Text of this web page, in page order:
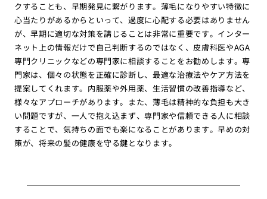
クすることも、早期発見に繋がります。薄毛になりやすい特徴に
心当たりがあるからといって、過度に心配する必要はありません
が、早期に適切な対策を講じることは非常に重要です。インター
ネット上の情報だけで自己判断するのではなく、皮膚科医やAGA
専門クリニックなどの専門家に相談することをお勧めします。専
門家は、個々の状態を正確に診断し、最適な治療法やケア方法を
提案してくれます。内服薬や外用薬、生活習慣の改善指導など、
様々なアプローチがあります。また、薄毛は精神的な負担も大き
い問題ですが、一人で抱え込まず、専門家や信頼できる人に相談
することで、気持ちの面でも楽になることがあります。早めの対
策が、将来の髪の健康を守る鍵となります。